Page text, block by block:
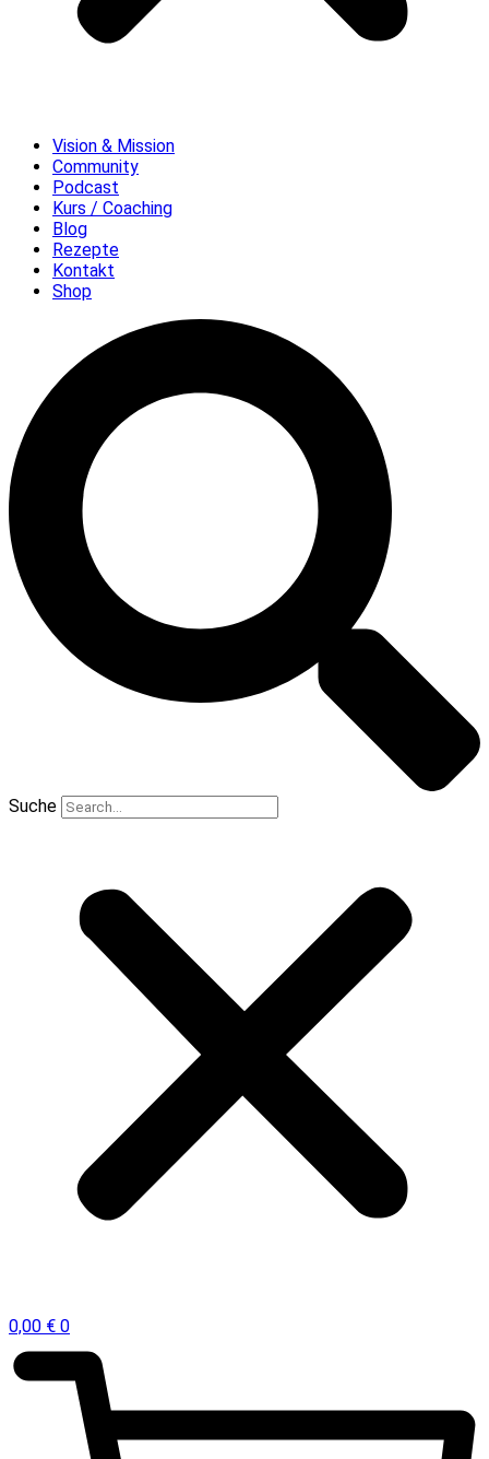
Vision & Mission
Community
Podcast
Kurs / Coaching
Blog
Rezepte
Kontakt
Shop
Suche
0,00 € 0